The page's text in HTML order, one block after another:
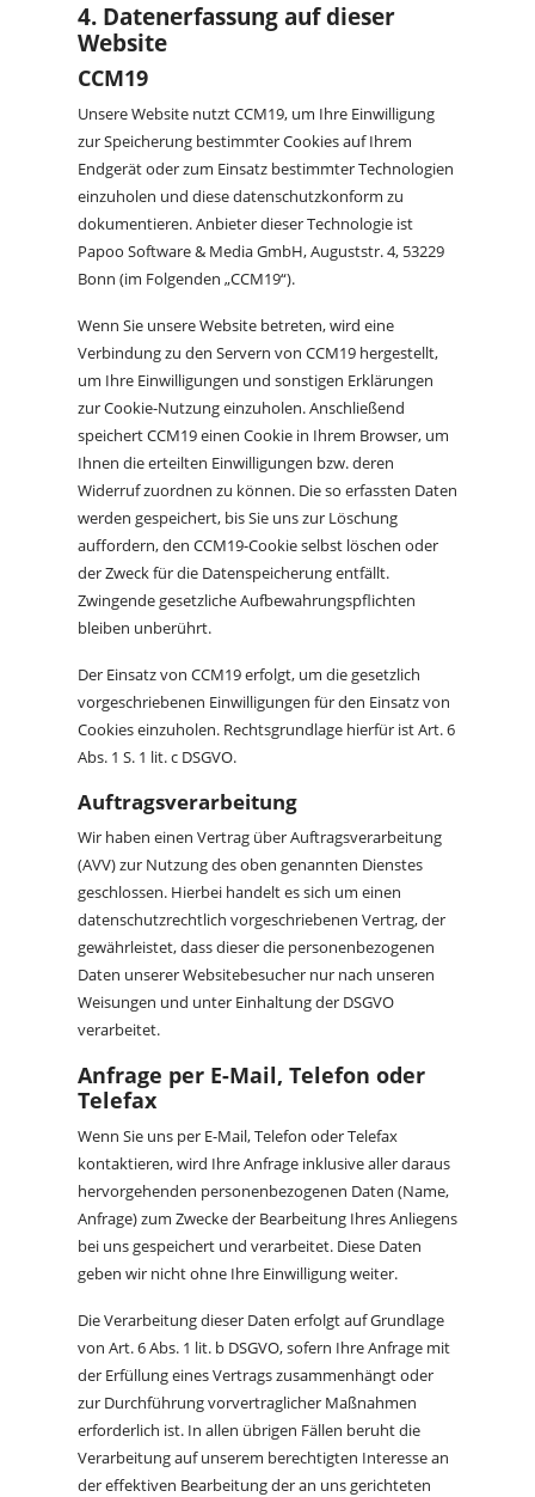
4. Datenerfassung auf dieser
Website
CCM19
Unsere Website nutzt CCM19, um Ihre Einwilligung
zur Speicherung bestimmter Cookies auf Ihrem
Endgerät oder zum Einsatz bestimmter Technologien
einzuholen und diese datenschutzkonform zu
dokumentieren. Anbieter dieser Technologie ist
Papoo Software & Media GmbH, Auguststr. 4, 53229
Bonn (im Folgenden „CCM19“).
Wenn Sie unsere Website betreten, wird eine
Verbindung zu den Servern von CCM19 hergestellt,
um Ihre Einwilligungen und sonstigen Erklärungen
zur Cookie-Nutzung einzuholen. Anschließend
speichert CCM19 einen Cookie in Ihrem Browser, um
Ihnen die erteilten Einwilligungen bzw. deren
Widerruf zuordnen zu können. Die so erfassten Daten
werden gespeichert, bis Sie uns zur Löschung
auffordern, den CCM19-Cookie selbst löschen oder
der Zweck für die Datenspeicherung entfällt.
Zwingende gesetzliche Aufbewahrungspflichten
bleiben unberührt.
Der Einsatz von CCM19 erfolgt, um die gesetzlich
vorgeschriebenen Einwilligungen für den Einsatz von
Cookies einzuholen. Rechtsgrundlage hierfür ist Art. 6
Abs. 1 S. 1 lit. c DSGVO.
Auftragsverarbeitung
Wir haben einen Vertrag über Auftragsverarbeitung
(AVV) zur Nutzung des oben genannten Dienstes
geschlossen. Hierbei handelt es sich um einen
datenschutzrechtlich vorgeschriebenen Vertrag, der
gewährleistet, dass dieser die personenbezogenen
Daten unserer Websitebesucher nur nach unseren
Weisungen und unter Einhaltung der DSGVO
verarbeitet.
Anfrage per E-Mail, Telefon oder
Telefax
Wenn Sie uns per E-Mail, Telefon oder Telefax
kontaktieren, wird Ihre Anfrage inklusive aller daraus
hervorgehenden personenbezogenen Daten (Name,
Anfrage) zum Zwecke der Bearbeitung Ihres Anliegens
bei uns gespeichert und verarbeitet. Diese Daten
geben wir nicht ohne Ihre Einwilligung weiter.
Die Verarbeitung dieser Daten erfolgt auf Grundlage
von Art. 6 Abs. 1 lit. b DSGVO, sofern Ihre Anfrage mit
der Erfüllung eines Vertrags zusammenhängt oder
zur Durchführung vorvertraglicher Maßnahmen
erforderlich ist. In allen übrigen Fällen beruht die
Verarbeitung auf unserem berechtigten Interesse an
der effektiven Bearbeitung der an uns gerichteten